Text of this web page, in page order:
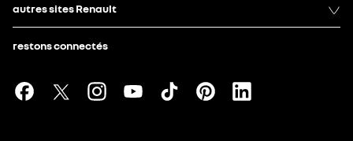
autres sites Renault
restons connectés